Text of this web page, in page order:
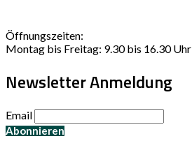
Öffnungszeiten:
Montag bis Freitag: 9.30 bis 16.30 Uhr
Newsletter Anmeldung
Email